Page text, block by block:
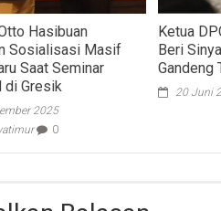
Hasibuan
Sosialisasi Masif
Saat Seminar
di Gresik
2025
0
Ketua
Beri
Gandeng
20 Juni